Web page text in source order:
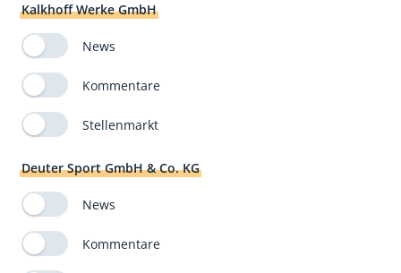
Kalkhoff Werke GmbH
News
Kommentare
Stellenmarkt
Deuter Sport GmbH & Co. KG
News
Kommentare